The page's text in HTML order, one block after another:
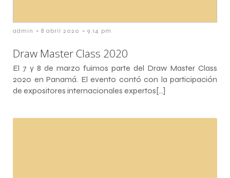
admin - 8 abril 2020 - 9:14 pm
Draw Master Class 2020
El 7 y 8 de marzo fuimos parte del Draw Master Class
2020 en Panamá. El evento contó con la participación
de expositores internacionales expertos[…]